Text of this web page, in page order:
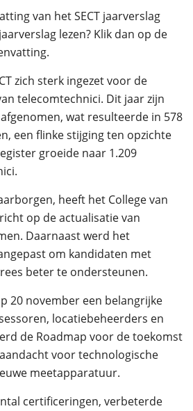
van het SECT jaarverslag
lezen? Klik dan op de
zich sterk ingezet voor de
telecomtechnici. Dit jaar zijn
, wat resulteerde in 578
, een flinke stijging ten opzichte
groeide naar 1.209
.
heeft het College van
op de actualisatie van
Daarnaast werd het
om kandidaten met
beter te ondersteunen.
20 november een belangrijke
locatiebeheerders en
de Roadmap voor de toekomst
voor technologische
meetapparatuur.
certificeringen, verbeterde